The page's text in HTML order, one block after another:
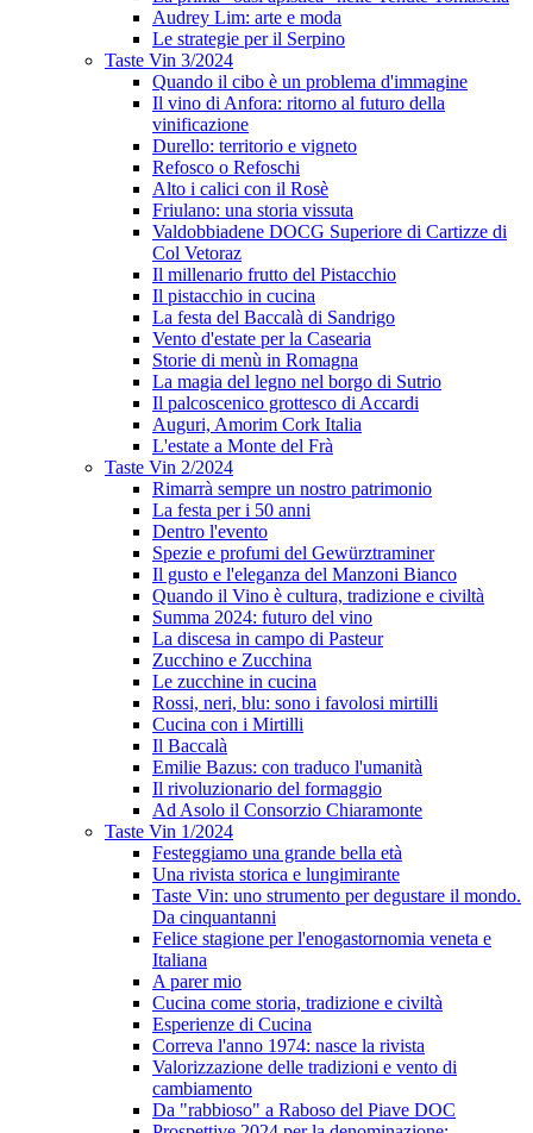
Audrey Lim: arte e moda
Le strategie per il Serpino
Taste Vin 3/2024
Quando il cibo è un problema d'immagine
Il vino di Anfora: ritorno al futuro della
vinificazione
Durello: territorio e vigneto
Refosco o Refoschi
Alto i calici con il Rosè
Friulano: una storia vissuta
Valdobbiadene DOCG Superiore di Cartizze di
Col Vetoraz
Il millenario frutto del Pistacchio
Il pistacchio in cucina
La festa del Baccalà di Sandrigo
Vento d'estate per la Casearia
Storie di menù in Romagna
La magia del legno nel borgo di Sutrio
Il palcoscenico grottesco di Accardi
Auguri, Amorim Cork Italia
L'estate a Monte del Frà
Taste Vin 2/2024
Rimarrà sempre un nostro patrimonio
La festa per i 50 anni
Dentro l'evento
Spezie e profumi del Gewürztraminer
Il gusto e l'eleganza del Manzoni Bianco
Quando il Vino è cultura, tradizione e civiltà
Summa 2024: futuro del vino
La discesa in campo di Pasteur
Zucchino e Zucchina
Le zucchine in cucina
Rossi, neri, blu: sono i favolosi mirtilli
Cucina con i Mirtilli
Il Baccalà
Emilie Bazus: con traduco l'umanità
Il rivoluzionario del formaggio
Ad Asolo il Consorzio Chiaramonte
Taste Vin 1/2024
Festeggiamo una grande bella età
Una rivista storica e lungimirante
Taste Vin: uno strumento per degustare il mondo.
Da cinquantanni
Felice stagione per l'enogastornomia veneta e
Italiana
A parer mio
Cucina come storia, tradizione e civiltà
Esperienze di Cucina
Correva l'anno 1974: nasce la rivista
Valorizzazione delle tradizioni e vento di
cambiamento
Da "rabbioso" a Raboso del Piave DOC